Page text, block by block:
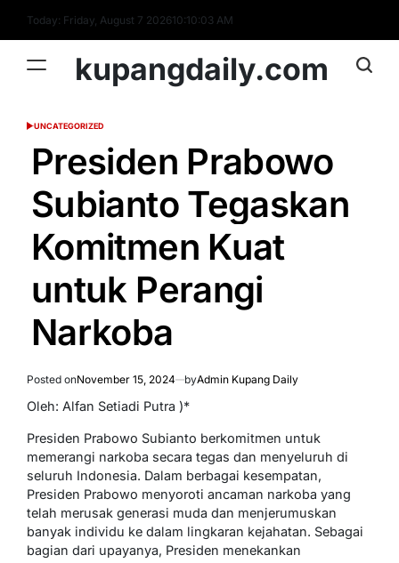
content
Today: Friday, August 7 202610:10:04 AM
kupangdaily.com
POSTED
UNCATEGORIZED
Presiden Prabowo
Subianto Tegaskan
Komitmen Kuat
untuk Perangi
Narkoba
Posted onNovember 15, 2024 byAdmin Kupang Daily
Oleh: Alfan Setiadi Putra )*
Presiden Prabowo Subianto berkomitmen untuk
memerangi narkoba secara tegas dan menyeluruh di
seluruh Indonesia. Dalam berbagai kesempatan,
Presiden Prabowo menyoroti ancaman narkoba yang
telah merusak generasi muda dan menjerumuskan
banyak individu ke dalam lingkaran kejahatan. Sebagai
bagian dari upayanya, Presiden menekankan